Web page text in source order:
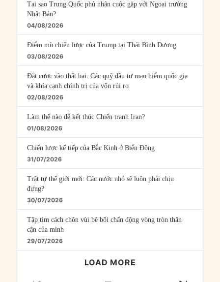
Tại sao Trung Quốc phủ nhận cuộc gặp với Ngoại trưởng
Nhật Bản?
04/08/2026
Điểm mù chiến lược của Trump tại Thái Bình Dương
03/08/2026
Đặt cược vào thất bại: Các quỹ đầu tư mạo hiểm quốc gia
và khía cạnh chính trị của vốn rủi ro
02/08/2026
Làm thế nào để kết thúc Chiến tranh Iran?
01/08/2026
Chiến lược kế tiếp của Bắc Kinh ở Biển Đông
31/07/2026
Trật tự thế giới mới: Các nước nhỏ sẽ luôn phải chịu
đựng?
30/07/2026
Tập tìm cách chôn vùi bê bối chấn động vòng tròn thân
cận của mình
29/07/2026
LOAD MORE